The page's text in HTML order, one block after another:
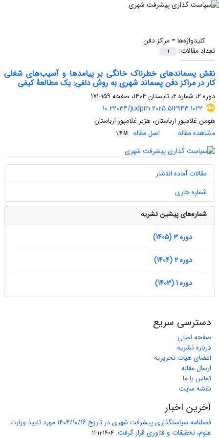
کلیدواژه‌ها =مراکز دفن
تعداد مقالات:
1
نقش پسماندهای خطرناک خانگی بر پیامدها و آسیب‌های شغلی
کار در مراکز دفن پسماند شهری به روش دلفی: یک مطالعۀ کیفی
دوره 2، شماره 2، تابستان 1404، صفحه
159-171
10.22034/judpm.2025.512943.1022
هومن غلامپور ارباستان، هژبر غلامپور ارباستان
مشاهده مقاله
اصل مقاله 1.4 M
مقالات آماده انتشار
شماره جاری
شماره‌های پیشین نشریه
دوره 3 (1405)
دوره 2 (1404)
دوره 1 (1403)
دسترسی سریع
صفحه اصلی
درباره نشریه
اعضای هیات تحریریه
ارسال مقاله
تماس با ما
نقشه سایت
آخرین اخبار
فصلنامه سیاستگذاری پیشرفت شهری در تاریخ 1404/10/16 مورد تایید وزارت
علوم، تحقیقات و فناوری قرار گرفت. 1404-11-11